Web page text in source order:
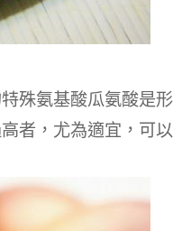
殊氨基酸瓜氨酸是
者，尤為適宜，可